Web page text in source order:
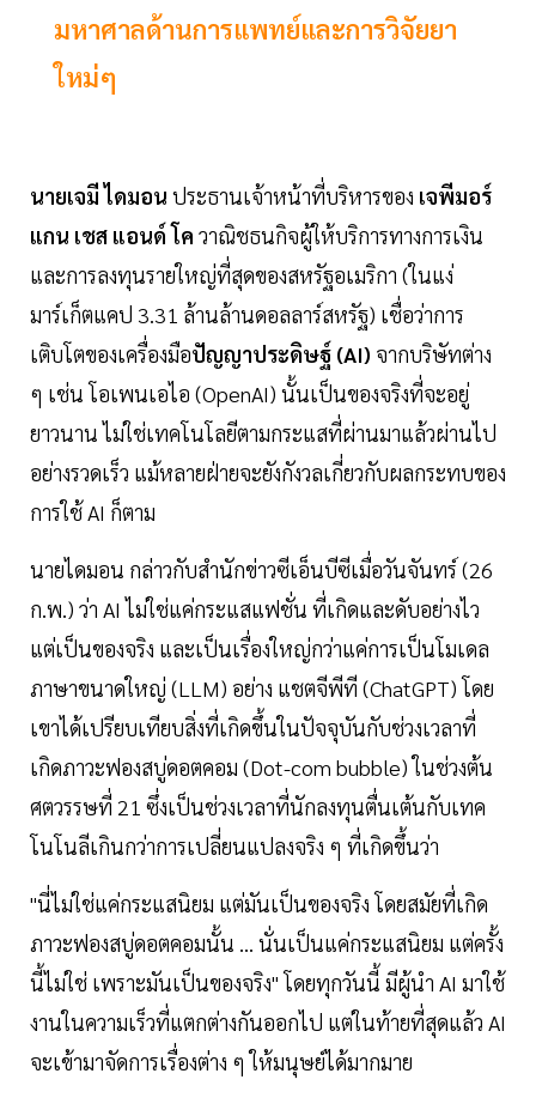
มหาศาลด้านการแพทย์และการวิจัยยา
ใหม่ๆ
นายเจมี ไดมอน ประธานเจ้าหน้าที่บริหารของ เจพีมอร์
แกน เชส แอนด์ โค วาณิชธนกิจผู้ให้บริการทางการเงิน
และการลงทุนรายใหญ่ที่สุดของสหรัฐอเมริกา (ในแง่
มาร์เก็ตแคป 3.31 ล้านล้านดอลลาร์สหรัฐ) เชื่อว่าการ
เติบโตของเครื่องมือปัญญาประดิษฐ์ (AI) จากบริษัทต่าง
ๆ เช่น โอเพนเอไอ (OpenAI) นั้นเป็นของจริงที่จะอยู่
ยาวนาน ไม่ใช่เทคโนโลยีตามกระแสที่ผ่านมาแล้วผ่านไป
อย่างรวดเร็ว แม้หลายฝ่ายจะยังกังวลเกี่ยวกับผลกระทบของ
การใช้ AI ก็ตาม
นายไดมอน กล่าวกับสำนักข่าวซีเอ็นบีซีเมื่อวันจันทร์ (26
ก.พ.) ว่า AI ไม่ใช่แค่กระแสแฟชั่น ที่เกิดและดับอย่างไว
แต่เป็นของจริง และเป็นเรื่องใหญ่กว่าแค่การเป็นโมเดล
ภาษาขนาดใหญ่ (LLM) อย่าง แชตจีพีที (ChatGPT) โดย
เขาได้เปรียบเทียบสิ่งที่เกิดขึ้นในปัจจุบันกับช่วงเวลาที่
เกิดภาวะฟองสบู่ดอตคอม (Dot-com bubble) ในช่วงต้น
ศตวรรษที่ 21 ซึ่งเป็นช่วงเวลาที่นักลงทุนตื่นเต้นกับเทค
โนโนลีเกินกว่าการเปลี่ยนแปลงจริง ๆ ที่เกิดขึ้นว่า
"นี่ไม่ใช่แค่กระแสนิยม แต่มันเป็นของจริง โดยสมัยที่เกิด
ภาวะฟองสบู่ดอตคอมนั้น ... นั่นเป็นแค่กระแสนิยม แต่ครั้ง
นี้ไม่ใช่ เพราะมันเป็นของจริง" โดยทุกวันนี้ มีผู้นำ AI มาใช้
งานในความเร็วที่แตกต่างกันออกไป แต่ในท้ายที่สุดแล้ว AI
จะเข้ามาจัดการเรื่องต่าง ๆ ให้มนุษย์ได้มากมาย